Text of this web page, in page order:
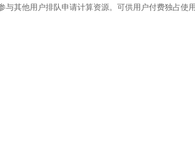
其他用户排队申请计算资源。可供用户付费独占使